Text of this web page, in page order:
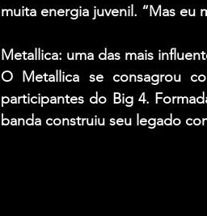
muita energia juvenil. “Mas eu
Metallica: uma das mais
O Metallica se consagrou
participantes do Big 4.
banda construiu seu legado